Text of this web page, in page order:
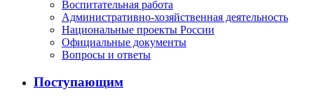
Воспитательная работа
Административно-хозяйственная деятельность
Национальные проекты России
Официальные документы
Вопросы и ответы
Поступающим